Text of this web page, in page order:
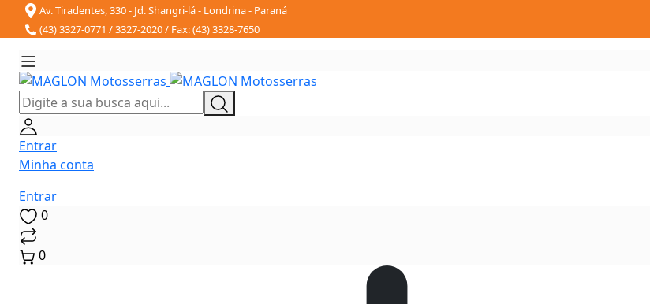
Av. Tiradentes, 330 - Jd. Shangri-lá - Londrina - Paraná
(43) 3327-0771 / 3327-2020 / Fax: (43) 3328-7650
Entrar
Minha conta
Entrar
0
0